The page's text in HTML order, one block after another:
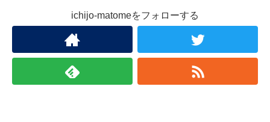
ichijo-matomeをフォローする